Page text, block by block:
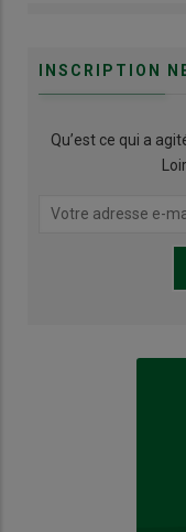
INSCRIPTION
Qu’est ce qui a